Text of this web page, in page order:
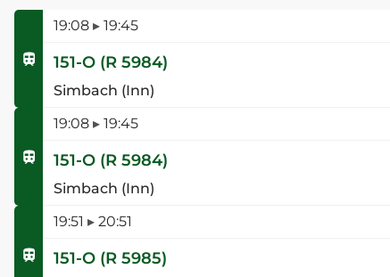
19:08 ▸ 19:45
151-O (R 5984)
Simbach (Inn)
19:08 ▸ 19:45
151-O (R 5984)
Simbach (Inn)
19:51 ▸ 20:51
151-O (R 5985)